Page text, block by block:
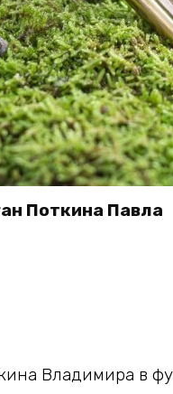
Поткина Павла